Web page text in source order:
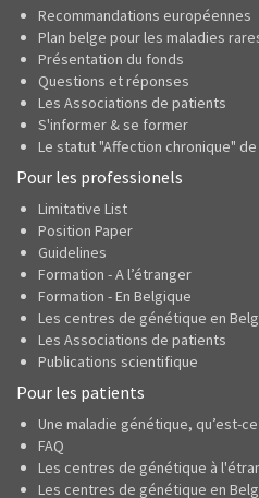
Recommandations européennes
Plan belge pour les maladies
Présentation du fonds
Questions et réponses
Les Associations de patients
S'informer & se former
Le statut "Affection chronique"
Pour les professionels
Limitative List
Position Paper
Guidelines
Formation - A l’étranger
Formation - En Belgique
Les centres de génétique en
Les Associations de patients
Publications scientifique
Pour les patients
Une maladie génétique, qu’est-ce
FAQ
Les centres de génétique à
Les centres de génétique en